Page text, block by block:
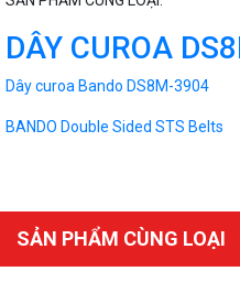
DÂY CUROA
Dây curoa Bando DS8M-3904
BANDO Double Sided STS Belts
SẢN PHẨM CÙNG LOẠI